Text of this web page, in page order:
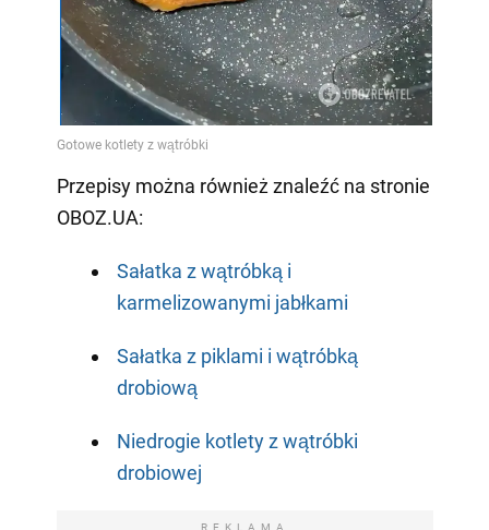
Przepisy można również znaleźć na stronie
OBOZ.UA:
Sałatka z wątróbką i
karmelizowanymi jabłkami
Sałatka z piklami i wątróbką
drobiową
Niedrogie kotlety z wątróbki
drobiowej
REKLAMA